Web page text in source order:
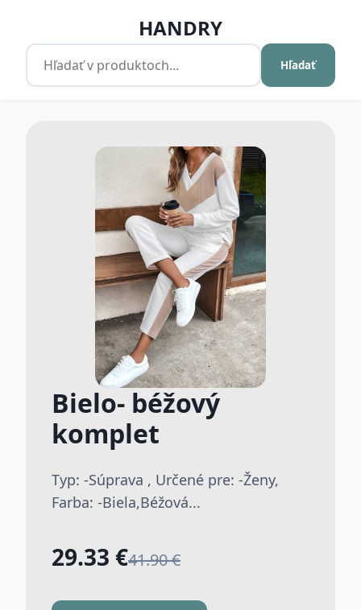
HANDRY
Hľadať
Bielo- béžový
komplet
Typ: -Súprava , Určené pre: -Ženy,
Farba: -Biela,Béžová...
29.33 €41.90 €